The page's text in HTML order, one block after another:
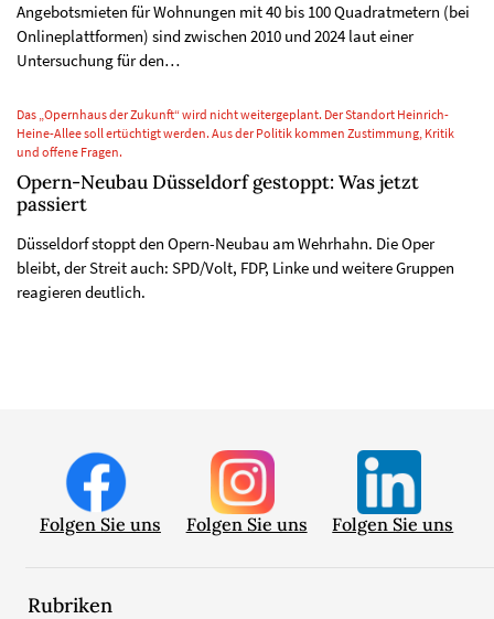
Angebotsmieten für Wohnungen mit 40 bis 100 Quadratmetern (bei
Onlineplattformen) sind zwischen 2010 und 2024 laut einer
Untersuchung für den…
Das „Opernhaus der Zukunft“ wird nicht weitergeplant. Der Standort Heinrich-
Heine-Allee soll ertüchtigt werden. Aus der Politik kommen Zustimmung, Kritik
und offene Fragen.
Opern-Neubau Düsseldorf gestoppt: Was jetzt
passiert
Düsseldorf stoppt den Opern-Neubau am Wehrhahn. Die Oper
bleibt, der Streit auch: SPD/Volt, FDP, Linke und weitere Gruppen
reagieren deutlich.
Folgen Sie uns Folgen Sie uns Folgen Sie uns
Rubriken